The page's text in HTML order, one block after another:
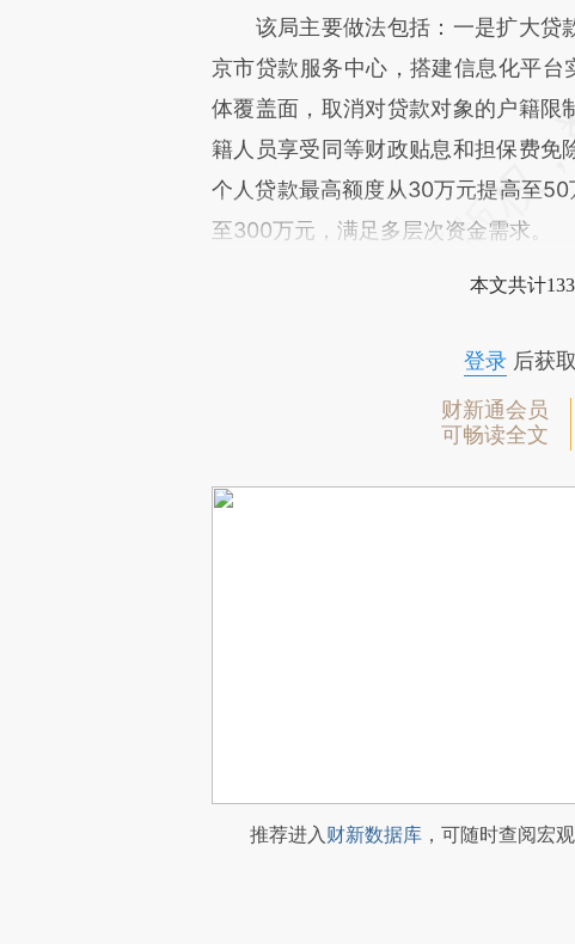
该局主要做法包括：一是扩大贷
京市贷款服务中心，搭建信息化平台
体覆盖面，取消对贷款对象的户籍限
籍人员享受同等财政贴息和担保费免
个人贷款最高额度从30万元提高至
至300万元，满足多层次资金需求。
本文共计
登录后获
财新通会员
可畅读全文
推荐进入财新数据库 ，可随时查阅宏